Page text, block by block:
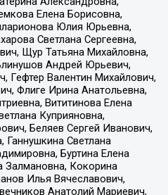
Елена Борисовна,
Юлия Юрьевна,
Светлана Сергеевна,
Щур Татьяна Михайловна,
Андрей Юрьевич,
Гефтер Валентин Михайлович,
Флиге Ирина Анатольевна,
Вититинова Елена
Куприяновна,
Беляев Сергей Иванович,
Ганнушкина Светлана
Буртина Елена
Кокорина
Илья Вячеславович,
Анатолий Мариевич,